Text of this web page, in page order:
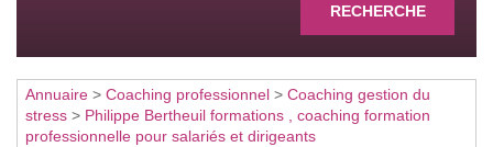
RECHERCHE
Annuaire > Coaching professionnel > Coaching gestion du
stress > Philippe Bertheuil formations , coaching formation
professionnelle pour salariés et dirigeants